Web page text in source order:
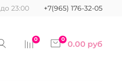
23:00 +7(965) 176-32-05
0 0 0.00 руб